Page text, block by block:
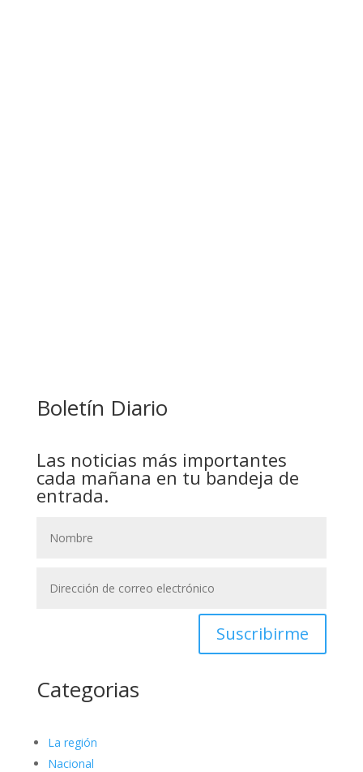
Boletín Diario
Las noticias más importantes
cada mañana en tu bandeja de
entrada.
Suscribirme
Categorias
La región
Nacional